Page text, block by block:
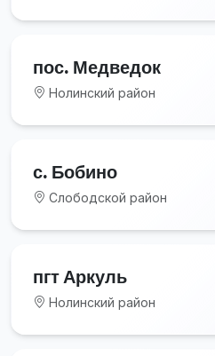
пос. Медведок
Нолинский район
с. Бобино
Слободской район
пгт Аркуль
Нолинский район